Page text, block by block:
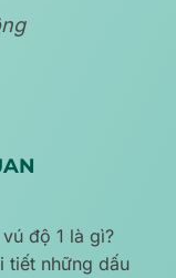
độ 1 là gì?
tiết những dấu